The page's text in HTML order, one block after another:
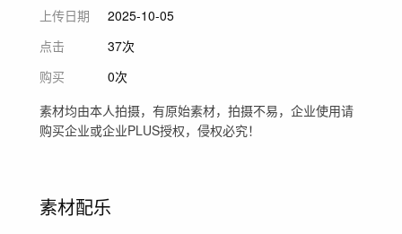
上传日期
2025-10-05
点击
37次
购买
0次
素材均由本人拍摄，有原始素材，拍摄不易，企业使用请
购买企业或企业PLUS授权，侵权必究！
素材配乐